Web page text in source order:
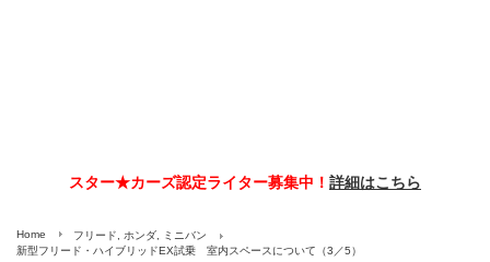
スター★カーズ認定ライター募集中！ 詳細はこちら
Home フリード ホンダ
ミニバン
新型フリード・ハイブリッドEX試乗 室内スペースについて（3／5）